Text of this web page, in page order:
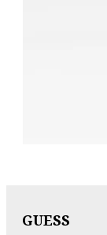
GUESS